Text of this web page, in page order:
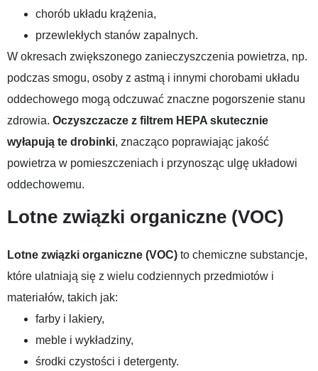
chorób układu krążenia,
przewlekłych stanów zapalnych.
W okresach zwiększonego zanieczyszczenia powietrza, np.
podczas smogu, osoby z astmą i innymi chorobami układu
oddechowego mogą odczuwać znaczne pogorszenie stanu
zdrowia. Oczyszczacze z filtrem HEPA skutecznie
wyłapują te drobinki, znacząco poprawiając jakość
powietrza w pomieszczeniach i przynosząc ulgę układowi
oddechowemu.
Lotne związki organiczne (VOC)
Lotne związki organiczne (VOC) to chemiczne substancje,
które ulatniają się z wielu codziennych przedmiotów i
materiałów, takich jak:
farby i lakiery,
meble i wykładziny,
środki czystości i detergenty.